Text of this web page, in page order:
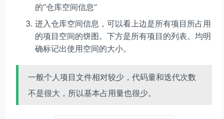
的“仓库空间信息”
进入仓库空间信息，可以看上边是所有项目所占用
的项目空间的饼图。下方是所有项目的列表。均明
确标记出使用空间的大小。
一般个人项目文件相对较少，代码量和迭代次数
不是很大，所以基本占用量也很少。